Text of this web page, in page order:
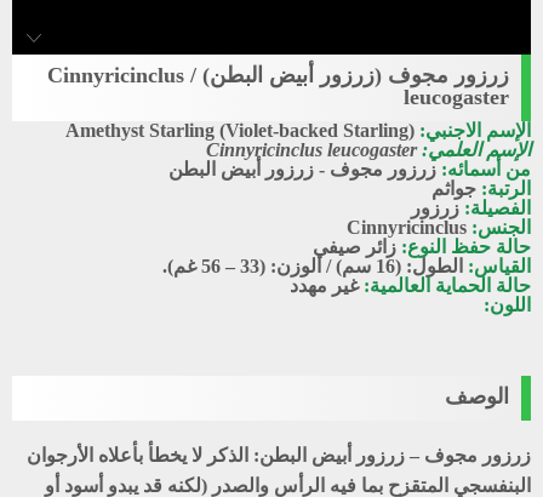
أنثى زرزور أبيض البطن - تصوير حسين
الحريصي
زرزور مجوف (زرزور أبيض البطن) / Cinnyricinclus
leucogaster
الإسم الاجنبي: Amethyst Starling (Violet-backed Starling)
الإسم العلمي:Cinnyricinclus leucogaster
من أسمائه: زرزور مجوف - زرزور أبيض البطن
الرتبة: جواثم
الفصيلة: زرزور
الجنس: Cinnyricinclus
حالة حفظ النوع: زائر صيفي
القياس: الطول: (16 سم) / الوزن: (33 – 56 غم).
حالة الحماية العالمية:غير مهدد
اللون:
الوصف
زرزور مجوف – زرزور أبيض البطن: الذكر لا يخطأ بأعلاه الأرجوان
البنفسجي المتقزح بما فيه الرأس والصدر (لكنه قد يبدو أسود أو